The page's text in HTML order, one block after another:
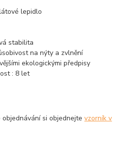
lepidlo
stabilita
na nýty a zvlnění
ekologickými předpisy
: 8 let
objednávání si objednejtevzorník v